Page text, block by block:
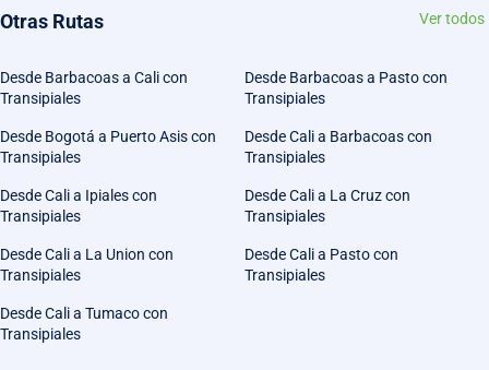
Otras Rutas Ver todos
Desde Barbacoas a Cali con
Transipiales
Desde Barbacoas a Pasto con
Transipiales
Desde Bogotá a Puerto Asis con
Transipiales
Desde Cali a Barbacoas con
Transipiales
Desde Cali a Ipiales con
Transipiales
Desde Cali a La Cruz con
Transipiales
Desde Cali a La Union con
Transipiales
Desde Cali a Pasto con
Transipiales
Desde Cali a Tumaco con
Transipiales